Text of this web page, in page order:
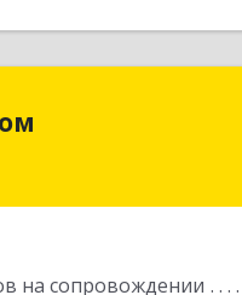
на сопровождении